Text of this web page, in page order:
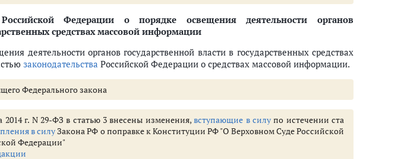
Федерации о порядке освещения деятельности органов
средствах массовой информации
деятельности органов государственной власти в государственных средствах
законодательства Российской Федерации о средствах массовой информации.
Федерального закона
2014 г. N 29-ФЗ в статью 3 внесены изменения,вступающие в силупо истечении ста
в силуЗакона РФ о поправке к Конституции РФ "О Верховном Суде Российской
Федерации"